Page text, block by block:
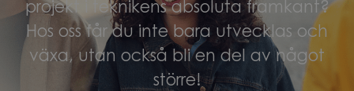
projekt i teknikens absoluta framkant?
Hos oss får du inte bara utvecklas och
växa, utan också bli en del av något
större!